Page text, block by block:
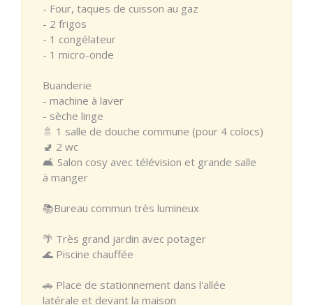
- Four, taques de cuisson au gaz
- 2 frigos
- 1 congélateur
- 1 micro-onde
Buanderie
- machine à laver
- sèche linge
🚿 1 salle de douche commune (pour 4 colocs)
🚽 2 wc
🛋 Salon cosy avec télévision et grande salle
à manger
📚Bureau commun très lumineux
🌴 Très grand jardin avec potager
🌊 Piscine chauffée
🚗 Place de stationnement dans l'allée
latérale et devant la maison